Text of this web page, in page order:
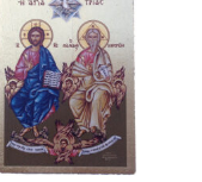
στην λίστα
επιθυμιών